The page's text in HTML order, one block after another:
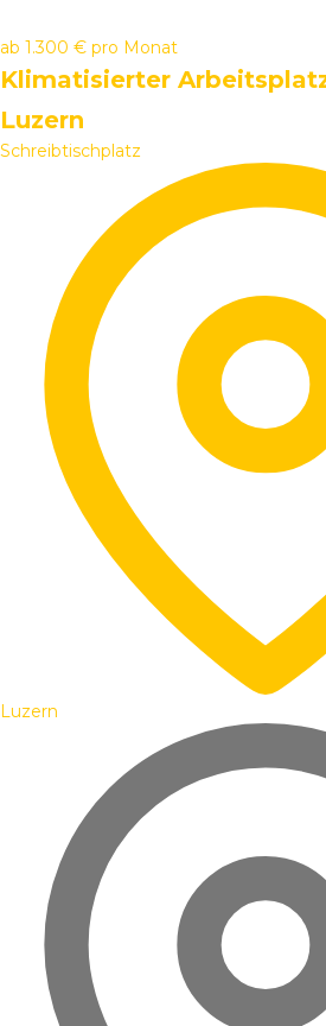
ab 1.300 € pro Monat
Klimatisierter
Luzern
Schreibtischplatz
Luzern